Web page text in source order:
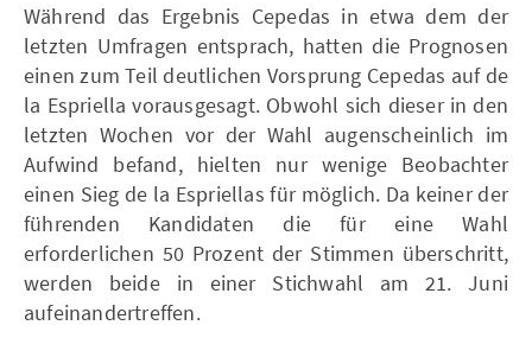
Während das Ergebnis Cepedas in etwa dem der
letzten Umfragen entsprach, hatten die Prognosen
einen zum Teil deutlichen Vorsprung Cepedas auf de
la Espriella vorausgesagt. Obwohl sich dieser in den
letzten Wochen vor der Wahl augenscheinlich im
Aufwind befand, hielten nur wenige Beobachter
einen Sieg de la Espriellas für möglich. Da keiner der
führenden Kandidaten die für eine Wahl
erforderlichen 50 Prozent der Stimmen überschritt,
werden beide in einer Stichwahl am 21. Juni
aufeinandertreffen.